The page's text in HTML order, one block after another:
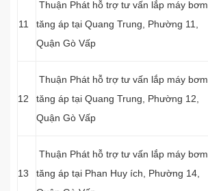
11
Thuận Phát hỗ trợ tư vấn lắp máy bơm
tăng áp tại Quang Trung, Phường 11,
Quận Gò Vấp
12
Thuận Phát hỗ trợ tư vấn lắp máy bơm
tăng áp tại Quang Trung, Phường 12,
Quận Gò Vấp
13
Thuận Phát hỗ trợ tư vấn lắp máy bơm
tăng áp tại Phan Huy ích, Phường 14,